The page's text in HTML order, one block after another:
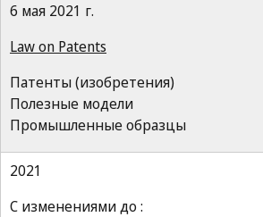
6 мая 2021 г.
Law on Patents
Патенты (изобретения)
Полезные модели
Промышленные образцы
2021
С изменениями до :